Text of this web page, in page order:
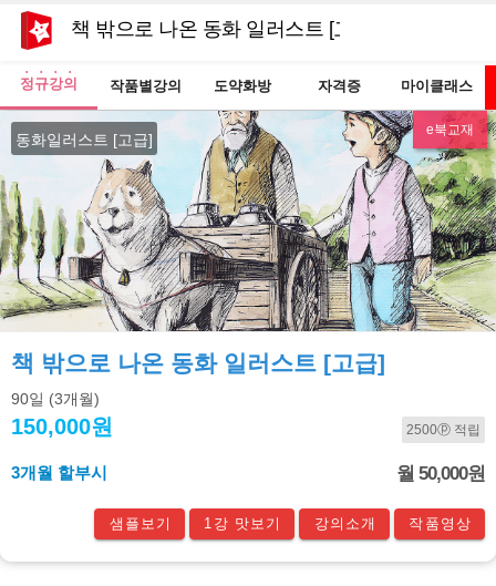
책 밖으로 나온 동화 일러스트 [고급]
정규강의 작품별강의 도약화방 자격증 마이클래스
e북교재
동화일러스트 [고급]
책 밖으로 나온 동화 일러스트 [고급]
90일 (3개월)
150,000원 2500ⓟ 적립
3개월 할부시 월 50,000원
샘플보기 1강 맛보기 강의소개 작품영상